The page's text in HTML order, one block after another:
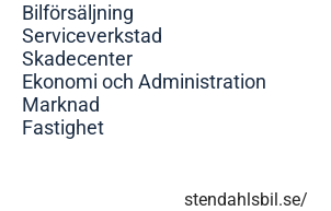
Bilförsäljning
Serviceverkstad
Skadecenter
Ekonomi och Administration
Marknad
Fastighet
stendahlsbil.se/